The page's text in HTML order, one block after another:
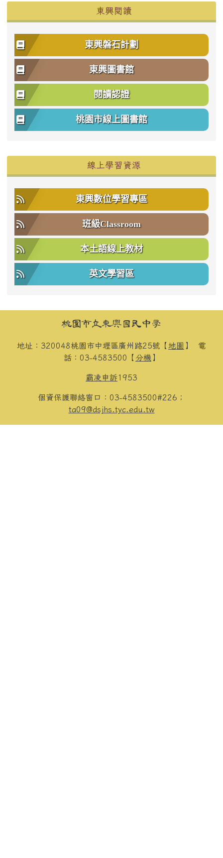
東興閱讀
東興磐石計劃
東興圖書館
閱讀認證
桃園市線上圖書館
線上學習資源
東興數位學習專區
班級Classroom
本土語線上教材
英文學習區
頁尾區域內容桃園市立東興國民中學
地址：320048桃園市中壢區廣州路25號【 地圖 】 電
話：03-4583500【 分機 】
霸凌申訴1953
個資保護聯絡窗口：03-4583500#226；
ta09@dsjhs.tyc.edu.tw